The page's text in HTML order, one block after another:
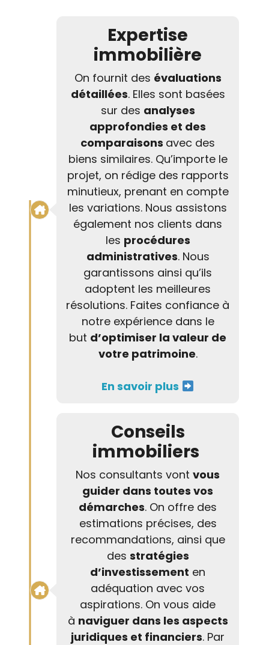
Expertise
immobilière
On fournit des évaluations
détaillées. Elles sont basées
sur des analyses
approfondies et des
comparaisons avec des
biens similaires. Qu’importe le
projet, on rédige des rapports
minutieux, prenant en compte
les variations. Nous assistons
également nos clients dans
les procédures
administratives. Nous
garantissons ainsi qu’ils
adoptent les meilleures
résolutions. Faites confiance à
notre expérience dans le
but d’optimiser la valeur de
votre patrimoine.
En savoir plus
Conseils
immobiliers
Nos consultants vont vous
guider dans toutes vos
démarches. On offre des
estimations précises, des
recommandations, ainsi que
des stratégies
d’investissement en
adéquation avec vos
aspirations. On vous aide
à naviguer dans les aspects
juridiques et financiers. Par